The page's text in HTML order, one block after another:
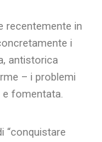
recentemente in
i
antistorica
– i problemi
e fomentata.
“conquistare